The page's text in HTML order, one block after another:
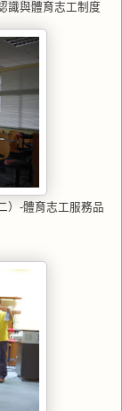
識與體育志工制度
）-體育志工服務品